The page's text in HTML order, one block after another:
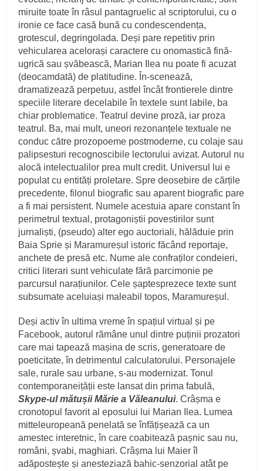
miruite toate în râsul pantagruelic al scriptorului, cu o
ironie ce face casă bună cu condescendența,
grotescul, degringolada. Deși pare repetitiv prin
vehicularea acelorași caractere cu onomastică fină-
ugrică sau șvăbească, Marian Ilea nu poate fi acuzat
(deocamdată) de platitudine. În-scenează,
dramatizează perpetuu, astfel încât frontierele dintre
speciile literare decelabile în textele sunt labile, ba
chiar problematice. Teatrul devine proză, iar proza
teatrul. Ba, mai mult, uneori rezonanțele textuale ne
conduc către prozopoeme postmoderne, cu colaje sau
palipsesturi recognoscibile lectorului avizat. Autorul nu
alocă intelectualilor prea mult credit. Universul lui e
populat cu entități proletare. Spre deosebire de cărțile
precedente, filonul biografic sau aparent biografic pare
a fi mai persistent. Numele acestuia apare constant în
perimetrul textual, protagoniștii povestirilor sunt
jurnaliști, (pseudo) alter ego auctoriali, hălăduie prin
Baia Sprie și Maramureșul istoric făcând reportaje,
anchete de presă etc. Nume ale confraților condeieri,
critici literari sunt vehiculate fără parcimonie pe
parcursul narațiunilor. Cele șaptesprezece texte sunt
subsumate aceluiași maleabil topos, Maramureșul.
Deși activ în ultima vreme în spațiul virtual și pe
Facebook, autorul rămâne unul dintre puținii prozatori
care mai tapează mașina de scris, generatoare de
poeticitate, în detrimentul calculatorului. Personajele
sale, rurale sau urbane, s-au modernizat. Tonul
contemporaneițății este lansat din prima fabulă,
Skype-ul mătușii Mărie a Văleanului. Crâșma e
cronotopul favorit al eposului lui Marian Ilea. Lumea
mitteleuropeană penelată se înfățișează ca un
amestec interetnic, în care coabitează pașnic sau nu,
români, șvabi, maghiari. Crâșma lui Maier îl
adăpostește și anesteziază bahic-senzorial atât pe